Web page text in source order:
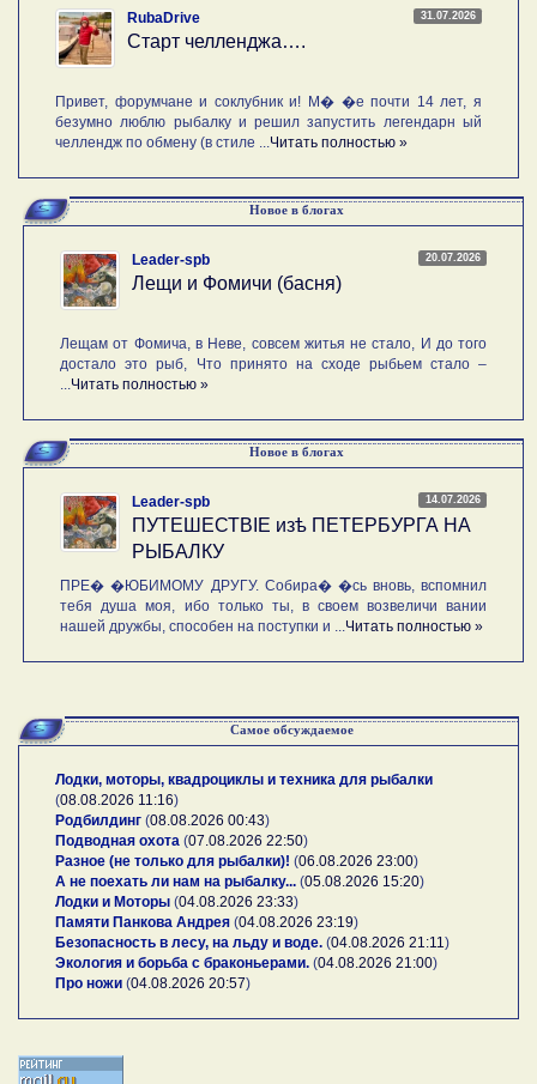
31.07.2026
RubaDrive
Старт челленджа….
Привет, форумчане и соклубник и! М� �е почти 14 лет, я
безумно люблю рыбалку и решил запустить легендарн ый
челлендж по обмену (в стиле ...Читать полностью »
Новое в блогах
20.07.2026
Leader-spb
Лещи и Фомичи (басня)
Лещам от Фомича, в Неве, совсем житья не стало, И до того
достало это рыб, Что принято на сходе рыбьем стало –
...Читать полностью »
Новое в блогах
14.07.2026
Leader-spb
ПУТЕШЕСТВIE изѣ ПЕТЕРБУРГА НА
РЫБАЛКУ
ПРЕ� �ЮБИМОМУ ДРУГУ. Собира� �сь вновь, вспомнил
тебя душа моя, ибо только ты, в своем возвеличи вании
нашей дружбы, способен на поступки и ...Читать полностью »
Самое обсуждаемое
Лодки, моторы, квадроциклы и техника для рыбалки
(08.08.2026 11:16)
Родбилдинг (08.08.2026 00:43)
Подводная охота (07.08.2026 22:50)
Разное (не только для рыбалки)! (06.08.2026 23:00)
А не поехать ли нам на рыбалку... (05.08.2026 15:20)
Лодки и Моторы (04.08.2026 23:33)
Памяти Панкова Андрея (04.08.2026 23:19)
Безопасность в лесу, на льду и воде. (04.08.2026 21:11)
Экология и борьба с браконьерами. (04.08.2026 21:00)
Про ножи (04.08.2026 20:57)